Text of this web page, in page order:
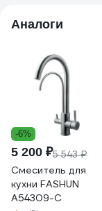
Аналоги
-6%
5 200 ₽5 543 ₽
Смеситель для
кухни FASHUN
A54309-C